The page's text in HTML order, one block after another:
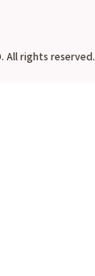
All rights reserved.